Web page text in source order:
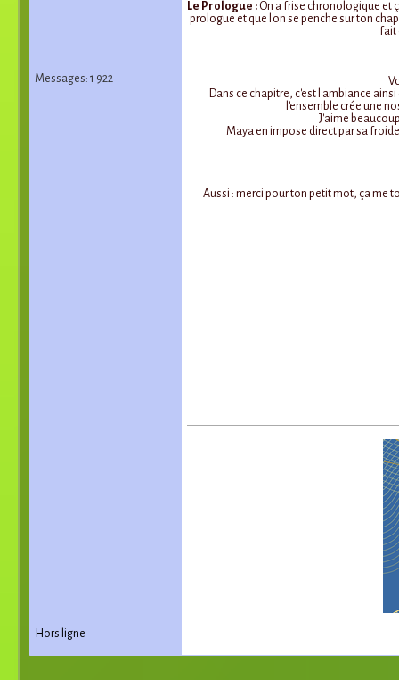
Messages: 1 922
Le Prologue : On a frise chronologique et
prologue et que l'on se penche sur ton
fait
Dans ce chapitre, c'est l'ambiance
l'ensemble crée une
J'aime
Maya en impose direct par sa
Aussi : merci pour ton petit mot, ça me
Hors ligne